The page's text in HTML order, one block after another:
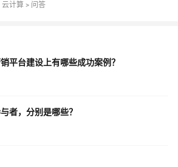
云计算 > 问答
平台建设上有哪些成功案例？
者，分别是哪些？